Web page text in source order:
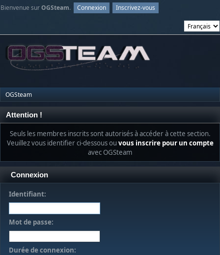
Bienvenue surOGSteam. Connexion Inscrivez-vous
OGSteam
Attention !
Seuls les membres inscrits sont autorisés à accéder à cette section.
Veuillez vous identifier ci-dessous ou vous inscrire pour un compte
avec OGSteam
Connexion
Identifiant:
Mot de passe:
Durée de connexion: